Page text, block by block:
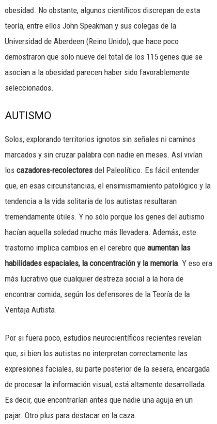
obesidad. No obstante, algunos científicos discrepan de esta
teoría, entre ellos John Speakman y sus colegas de la
Universidad de Aberdeen (Reino Unido), que hace poco
demostraron que solo nueve del total de los 115 genes que se
asocian a la obesidad parecen haber sido favorablemente
seleccionados.
AUTISMO
Solos, explorando territorios ignotos sin señales ni caminos
marcados y sin cruzar palabra con nadie en meses. Así vivían
los cazadores-recolectores del Paleolítico. Es fácil entender
que, en esas circunstancias, el ensimismamiento patológico y la
tendencia a la vida solitaria de los autistas resultaran
tremendamente útiles. Y no sólo porque los genes del autismo
hacían aquella soledad mucho más llevadera. Además, este
trastorno implica cambios en el cerebro que aumentan las
habilidades espaciales, la concentración y la memoria. Y eso era
más lucrativo que cualquier destreza social a la hora de
encontrar comida, según los defensores de la Teoría de la
Ventaja Autista.
Por si fuera poco, estudios neurocientíficos recientes revelan
que, si bien los autistas no interpretan correctamente las
expresiones faciales, su parte posterior de la sesera, encargada
de procesar la información visual, está altamente desarrollada.
Es decir, que encontrarían antes que nadie una aguja en un
pajar. Otro plus para destacar en la caza.